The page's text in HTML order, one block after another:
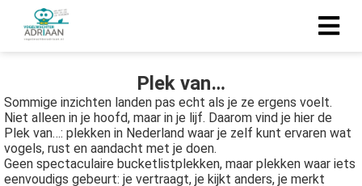
Plek van…
Sommige inzichten landen pas echt als je ze ergens voelt.
Niet alleen in je hoofd, maar in je lijf. Daarom vind je hier de
Plek van…: plekken in Nederland waar je zelf kunt ervaren wat
vogels, rust en aandacht met je doen.
Geen spectaculaire bucketlistplekken, maar plekken waar iets
eenvoudigs gebeurt: je vertraagt, je kijkt anders, je merkt